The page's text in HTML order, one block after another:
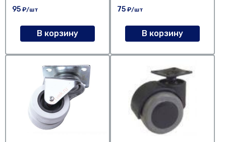
95 ₽/шт
В корзину
75 ₽/шт
В корзину